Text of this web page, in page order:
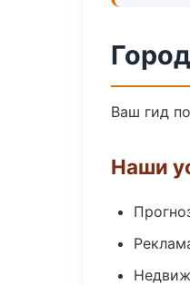
Ваш гид
Наши